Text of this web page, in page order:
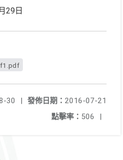
29日
發佈日期： 2016-07-21
30
|
點擊率： 506 |